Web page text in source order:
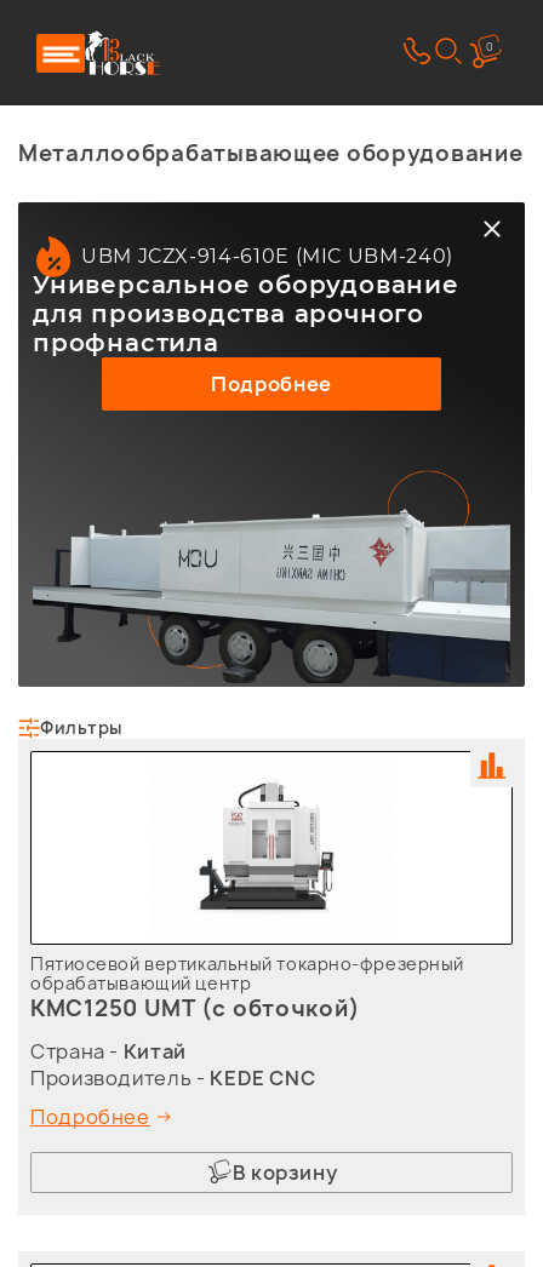
0
Металлообрабатывающее оборудование
UBM JCZX-914-610E (MIC UBM-240)
Универсальное оборудование
для производства арочного
профнастила
Подробнее
Фильтры
Пятиосевой вертикальный токарно-фрезерный
обрабатывающий центр
KMC1250 UMT (с обточкой)
Страна - Китай
Производитель - KEDE CNC
Подробнее
В корзину